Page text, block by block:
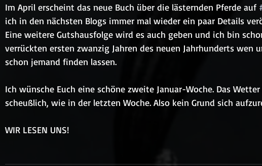
Im April erscheint das neue Buch über die lästernden Pferde auf
ich in den nächsten Blogs immer mal wieder ein paar Details
Eine weitere Gutshausfolge wird es auch geben und ich bin
verrückten ersten zwanzig Jahren des neuen Jahrhunderts wen
schon jemand finden lassen.
Ich wünsche Euch eine schöne zweite Januar-Woche. Das
scheußlich, wie in der letzten Woche. Also kein Grund sich
WIR LESEN UNS!